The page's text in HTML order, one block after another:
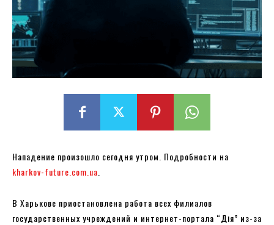
Нападение произошло сегодня утром. Подробности на
kharkov-future.com.ua
В Харькове приостановлена ​​работа всех филиалов
государственных учреждений и интернет-портала “Дія” из-за